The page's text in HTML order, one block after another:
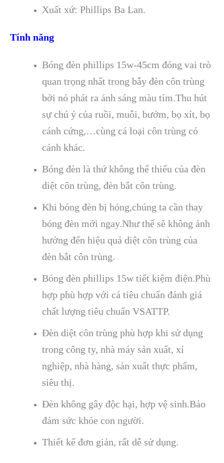
Xuất xứ: Phillips Ba Lan.
Tính năng
Bóng đèn phillips 15w-45cm đóng vai trò
quan trọng nhất trong bẫy đèn côn trùng
bởi nó phát ra ánh sáng màu tím.Thu hút
sự chú ý của ruồi, muỗi, bướm, bọ xít, bọ
cánh cứng,…cùng cá loại côn trùng có
cánh khác.
Bóng đèn là thứ không thể thiếu của đèn
diệt côn trùng, đèn bắt côn trùng.
Khi bóng đèn bị hỏng,chúng ta cần thay
bóng đèn mới ngay.Như thế sẽ không ảnh
hưởng đến hiệu quả diệt côn trùng của
đèn bắt côn trùng.
Bóng đèn phillips 15w tiết kiệm điện.Phù
hợp phù hợp với cá tiêu chuẩn đánh giá
chất lượng tiêu chuẩn VSATTP.
Đèn diệt côn trùng phù hợp khi sử dụng
trong công ty, nhà máy sản xuất, xí
nghiệp, nhà hàng, sản xuất thực phẩm,
siêu thị.
Đèn không gây độc hại, hợp vệ sinh.Bảo
đảm sức khỏe con người.
Thiết kế đơn giản, rất dễ sử dụng.